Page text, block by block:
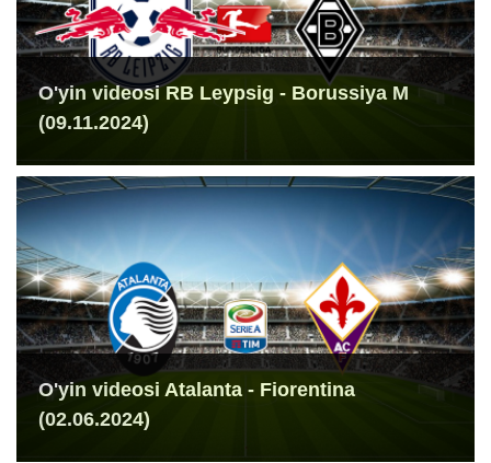
O'yin videosi RB Leypsig - Borussiya M
(09.11.2024)
O'yin videosi Atalanta - Fiorentina
(02.06.2024)